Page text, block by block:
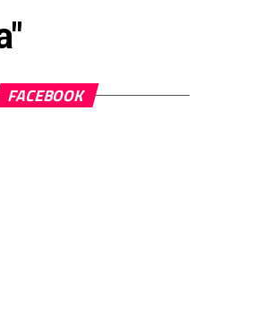
FACEBOOK